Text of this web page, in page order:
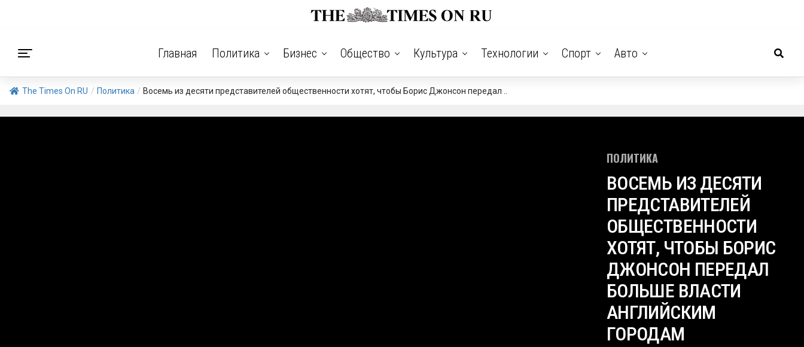
Главная Политика Бизнес Общество Культура Технологии Спорт Авто
The Times On RU / Политика / Восемь из десяти представителей общественности хотят, чтобы Борис Джонсон передал ..
ПОЛИТИКА
ВОСЕМЬ ИЗ ДЕСЯТИ
ПРЕДСТАВИТЕЛЕЙ
ОБЩЕСТВЕННОСТИ
ХОТЯТ, ЧТОБЫ БОРИС
ДЖОНСОН ПЕРЕДАЛ
БОЛЬШЕ ВЛАСТИ
АНГЛИЙСКИМ
ГОРОДАМ